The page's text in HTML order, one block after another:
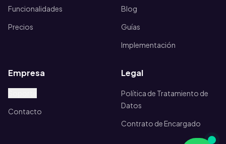
Funcionalidades
Precios
Blog
Guías
Implementación
Empresa
Contacto
Legal
Política de Tratamiento de
Datos
Contrato de Encargado